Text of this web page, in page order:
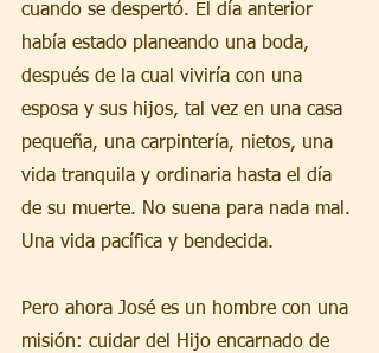
cuando se despertó. El día anterior
había estado planeando una boda,
después de la cual viviría con una
esposa y sus hijos, tal vez en una casa
pequeña, una carpintería, nietos, una
vida tranquila y ordinaria hasta el día
de su muerte. No suena para nada mal.
Una vida pacífica y bendecida.
Pero ahora José es un hombre con una
misión: cuidar del Hijo encarnado de